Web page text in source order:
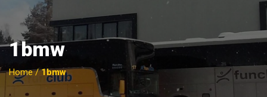
OPINIE
KONTAKT
1bmw
Home/1bmw